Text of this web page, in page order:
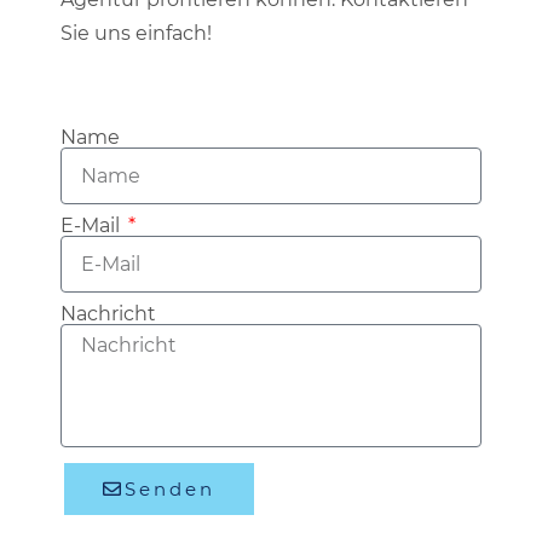
Sie uns einfach!
Name
E-Mail
Nachricht
Senden